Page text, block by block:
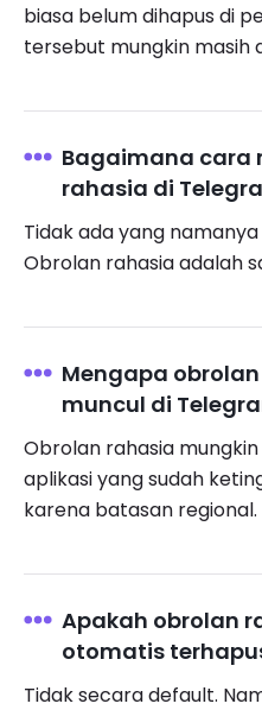
biasa belum dihapus di
tersebut mungkin masih
Bagaimana cara
rahasia di
Tidak ada yang
Obrolan rahasia adalah
Mengapa
muncul di
Obrolan rahasia
aplikasi yang sudah
karena batasan regional.
Apakah obrolan
otomatis
Tidak secara default.